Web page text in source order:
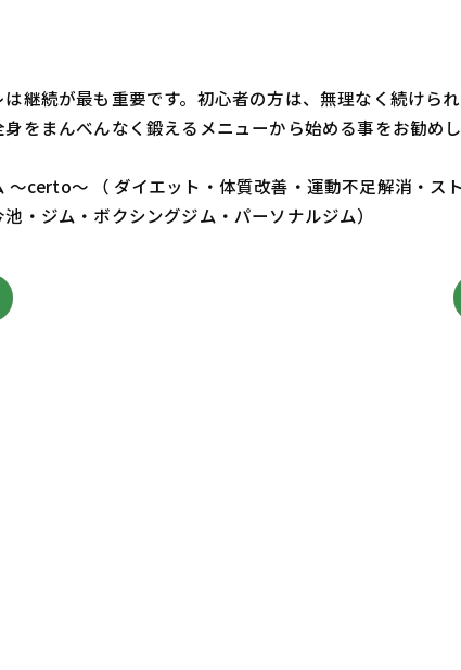
継続が最も重要です。初心者の方は、無理なく続けら
をまんべんなく鍛えるメニューから始める事をお勧めし
～certo～ （ ダイエット・体質改善・運動不足解消・
・ジム・ボクシングジム・パーソナルジム）